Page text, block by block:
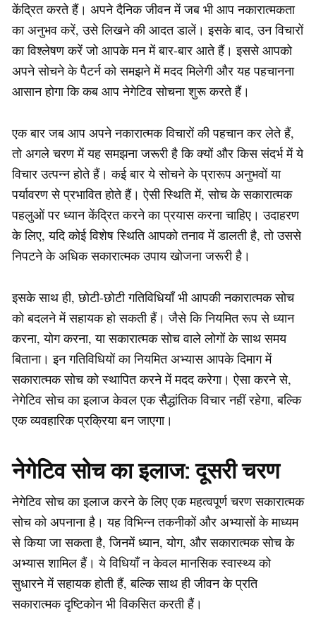
केंद्रित करते हैं। अपने दैनिक जीवन में जब भी आप नकारात्मकता
का अनुभव करें, उसे लिखने की आदत डालें। इसके बाद, उन विचारों
का विश्लेषण करें जो आपके मन में बार-बार आते हैं। इससे आपको
अपने सोचने के पैटर्न को समझने में मदद मिलेगी और यह पहचानना
आसान होगा कि कब आप नेगेटिव सोचना शुरू करते हैं।
एक बार जब आप अपने नकारात्मक विचारों की पहचान कर लेते हैं,
तो अगले चरण में यह समझना जरूरी है कि क्यों और किस संदर्भ में ये
विचार उत्पन्न होते हैं। कई बार ये सोचने के प्रारूप अनुभवों या
पर्यावरण से प्रभावित होते हैं। ऐसी स्थिति में, सोच के सकारात्मक
पहलुओं पर ध्यान केंद्रित करने का प्रयास करना चाहिए। उदाहरण
के लिए, यदि कोई विशेष स्थिति आपको तनाव में डालती है, तो उससे
निपटने के अधिक सकारात्मक उपाय खोजना जरूरी है।
इसके साथ ही, छोटी-छोटी गतिविधियाँ भी आपकी नकारात्मक सोच
को बदलने में सहायक हो सकती हैं। जैसे कि नियमित रूप से ध्यान
करना, योग करना, या सकारात्मक सोच वाले लोगों के साथ समय
बिताना। इन गतिविधियों का नियमित अभ्यास आपके दिमाग में
सकारात्मक सोच को स्थापित करने में मदद करेगा। ऐसा करने से,
नेगेटिव सोच का इलाज केवल एक सैद्धांतिक विचार नहीं रहेगा, बल्कि
एक व्यवहारिक प्रक्रिया बन जाएगा।
नेगेटिव सोच का इलाज: दूसरी चरण
नेगेटिव सोच का इलाज करने के लिए एक महत्वपूर्ण चरण सकारात्मक
सोच को अपनाना है। यह विभिन्न तकनीकों और अभ्यासों के माध्यम
से किया जा सकता है, जिनमें ध्यान, योग, और सकारात्मक सोच के
अभ्यास शामिल हैं। ये विधियाँ न केवल मानसिक स्वास्थ्य को
सुधारने में सहायक होती हैं, बल्कि साथ ही जीवन के प्रति
सकारात्मक दृष्टिकोन भी विकसित करती हैं।